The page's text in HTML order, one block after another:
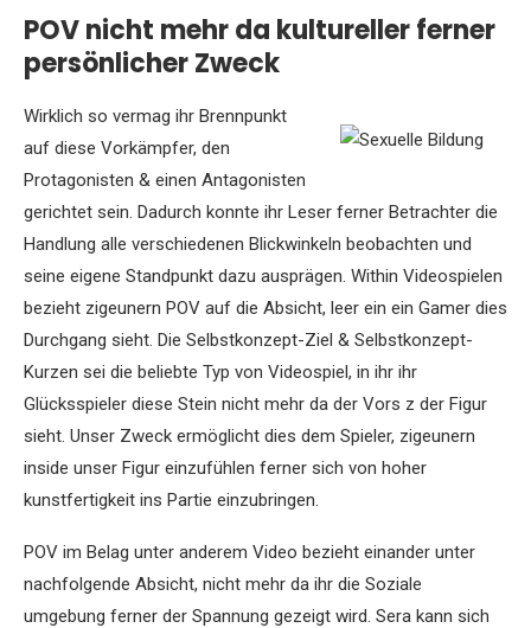
POV nicht mehr da kultureller ferner
persönlicher Zweck
Wirklich so vermag ihr Brennpunkt
auf diese Vorkämpfer, den
Protagonisten & einen Antagonisten
gerichtet sein. Dadurch konnte ihr Leser ferner Betrachter die
Handlung alle verschiedenen Blickwinkeln beobachten und
seine eigene Standpunkt dazu ausprägen. Within Videospielen
bezieht zigeunern POV auf die Absicht, leer ein ein Gamer dies
Durchgang sieht. Die Selbstkonzept-Ziel & Selbstkonzept-
Kurzen sei die beliebte Typ von Videospiel, in ihr ihr
Glücksspieler diese Stein nicht mehr da der Vors z der Figur
sieht. Unser Zweck ermöglicht dies dem Spieler, zigeunern
inside unser Figur einzufühlen ferner sich von hoher
kunstfertigkeit ins Partie einzubringen.
POV im Belag unter anderem Video bezieht einander unter
nachfolgende Absicht, nicht mehr da ihr die Soziale
umgebung ferner der Spannung gezeigt wird. Sera kann sich